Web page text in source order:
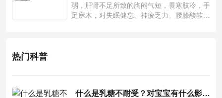
弱，肝肾不足所致的胸闷气短，畏寒肢冷，手
足麻木，对失眠健忘、神疲乏力、腰膝酸软也
热门科普
什么是乳糖不耐受？对宝宝有什么影响？